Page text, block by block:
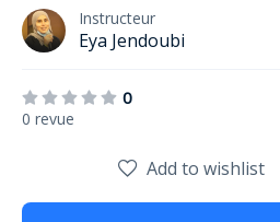
Instructeur
Eya Jendoubi
0
0 revue
Add to wishlist